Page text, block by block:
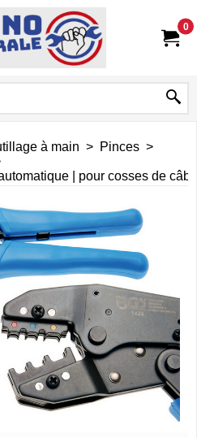
0
à main > Pinces >
| pour cosses de